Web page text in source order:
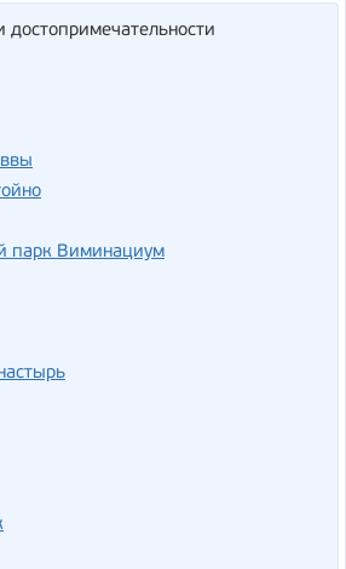
достопримечательности
парк Виминациум